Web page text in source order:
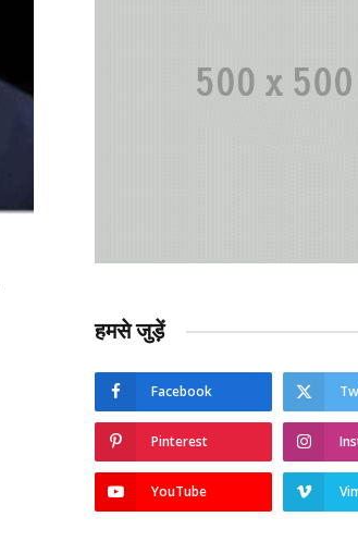
हमसे जुड़ें
Facebook
Pinterest
YouTube